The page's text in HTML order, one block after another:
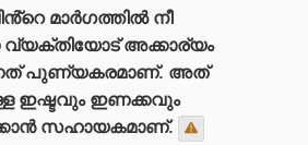
മാർഗത്തിൽ നീ
വ്യക്തിയോട് അക്കാര്യം
പുണ്യകരമാണ്. അത്
ഇഷ്ടവും ഇണക്കവും
സഹായകമാണ്.